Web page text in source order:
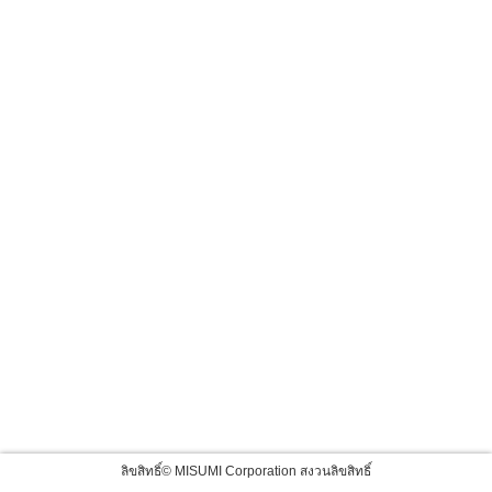
ลิขสิทธิ์© MISUMI Corporation สงวนลิขสิทธิ์